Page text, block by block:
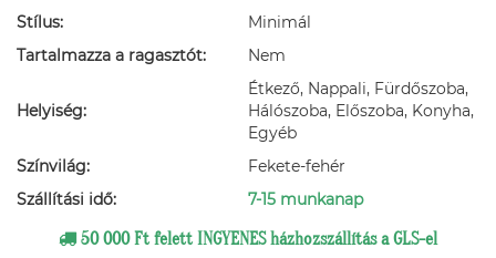
Stílus:
Minimál
Tartalmazza a ragasztót:
Nem
Helyiség:
Étkező, Nappali, Fürdőszoba,
Hálószoba, Előszoba, Konyha,
Egyéb
Színvilág:
Fekete-fehér
Szállítási idő:
7-15 munkanap
50 000 Ft felett INGYENES házhozszállítás a GLS-el